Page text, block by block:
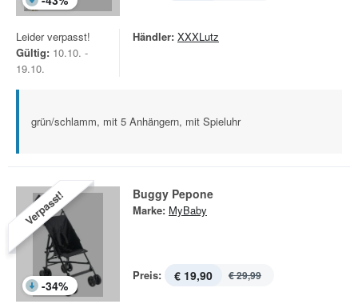
Leider verpasst!
Gültig: 10.10. -
19.10.
Händler: XXXLutz
grün/schlamm, mit 5 Anhängern, mit Spieluhr
Verpasst!
-34%
Buggy Pepone
Marke: MyBaby
Preis: € 19,90 € 29,99